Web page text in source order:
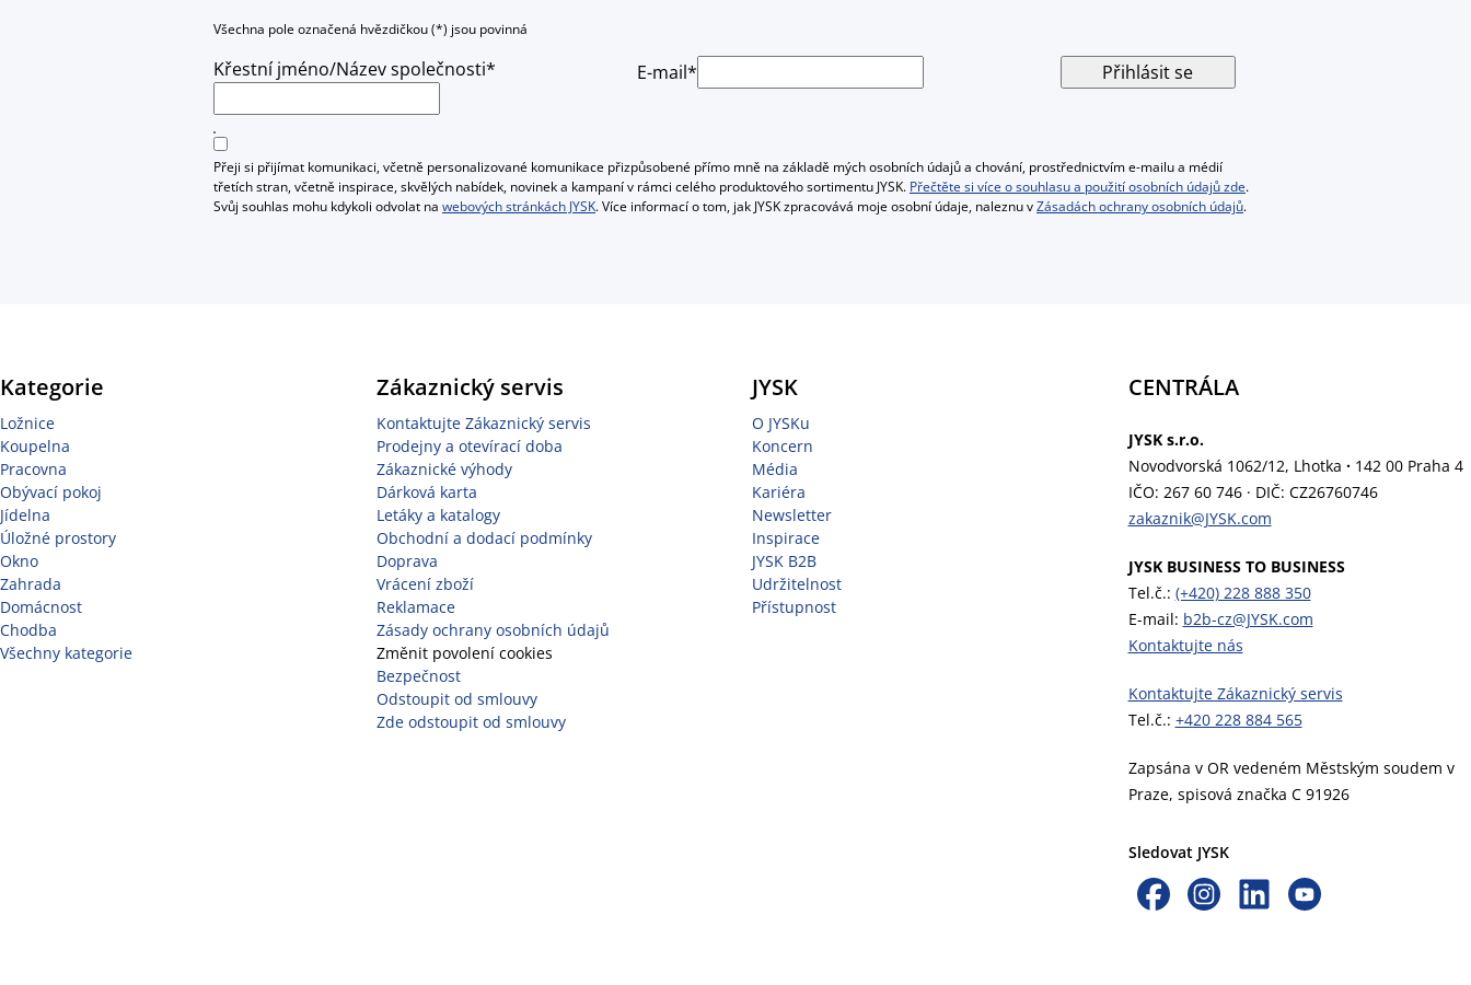
Všechna pole označená hvězdičkou (*) jsou povinná
Křestní jméno/Název společnosti* E-mail* Přihlásit se
Přeji si přijímat komunikaci, včetně personalizované komunikace přizpůsobené přímo mně na základě mých osobních údajů a chování, prostřednictvím e-mailu a médií
třetích stran, včetně inspirace, skvělých nabídek, novinek a kampaní v rámci celého produktového sortimentu JYSK. Přečtěte si více o souhlasu a použití osobních údajů zde.
Svůj souhlas mohu kdykoli odvolat na webových stránkách JYSK. Více informací o tom, jak JYSK zpracovává moje osobní údaje, naleznu vZásadách ochrany osobních údajů.
Kategorie
Ložnice
Koupelna
Pracovna
Obývací pokoj
Jídelna
Úložné prostory
Okno
Zahrada
Domácnost
Chodba
Všechny kategorie
Zákaznický servis
Kontaktujte Zákaznický servis
Prodejny a otevírací doba
Zákaznické výhody
Dárková karta
Letáky a katalogy
Obchodní a dodací podmínky
Doprava
Vrácení zboží
Reklamace
Zásady ochrany osobních údajů
Změnit povolení cookies
Bezpečnost
Odstoupit od smlouvy
Zde odstoupit od smlouvy
JYSK
O JYSKu
Koncern
Média
Kariéra
Newsletter
Inspirace
JYSK B2B
Udržitelnost
Přístupnost
CENTRÁLA
JYSK s.r.o.
Novodvorská 1062/12, Lhotka · 142 00 Praha 4
IČO: 267 60 746 · DIČ: CZ26760746
zakaznik@JYSK.com
JYSK BUSINESS TO BUSINESS
Tel.č.: (+420) 228 888 350
E-mail: b2b-cz@JYSK.com
Kontaktujte nás
Kontaktujte Zákaznický servis
Tel.č.: +420 228 884 565
Zapsána v OR vedeném Městským soudem v
Praze, spisová značka C 91926
Sledovat JYSK